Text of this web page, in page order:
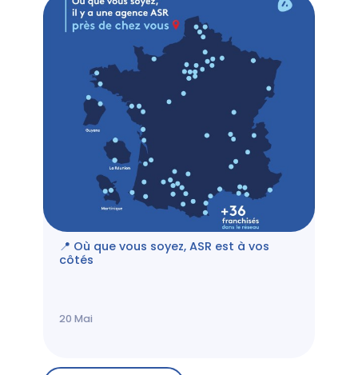
📍 Où que vous soyez, ASR est à vos
côtés
20 Mai